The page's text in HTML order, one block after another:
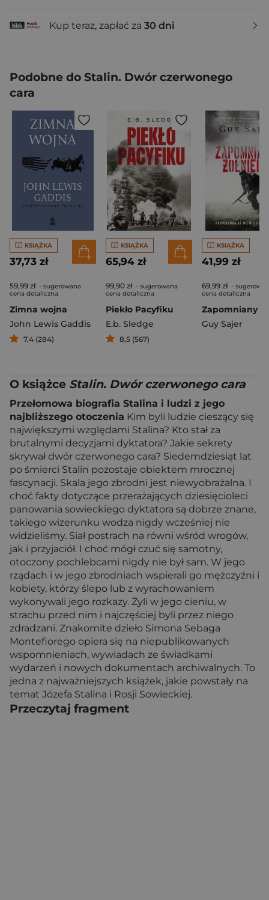
Kup teraz, zapłać za 30 dni
Podobne do Stalin. Dwór czerwonego
cara
KSIĄŻKA
37,73 zł
59,99 zł - sugerowana
cena detaliczna
Zimna wojna
John Lewis Gaddis
7,4 (284)
KSIĄŻKA
65,94 zł
99,90 zł - sugerowana
cena detaliczna
Piekło Pacyfiku
E.b. Sledge
8,5 (567)
KSIĄŻKA
41,99 zł
69,99 zł -
cena detaliczna
Guy Sajer
O książce Stalin. Dwór czerwonego cara
Przełomowa biografia Stalina i ludzi z jego
najbliższego otoczenia Kim byli ludzie cieszący się
największymi względami Stalina? Kto stał za
brutalnymi decyzjami dyktatora? Jakie sekrety
skrywał dwór czerwonego cara? Siedemdziesiąt lat
po śmierci Stalin pozostaje obiektem mrocznej
fascynacji. Skala jego zbrodni jest niewyobrażalna. I
choć fakty dotyczące przerażających dziesięcioleci
panowania sowieckiego dyktatora są dobrze znane,
takiego wizerunku wodza nigdy wcześniej nie
widzieliśmy. Siał postrach na równi wśród wrogów,
jak i przyjaciół. I choć mógł czuć się samotny,
otoczony pochlebcami nigdy nie był sam. W jego
rządach i w jego zbrodniach wspierali go mężczyźni i
kobiety, którzy ślepo lub z wyrachowaniem
wykonywali jego rozkazy. Żyli w jego cieniu, w
strachu przed nim i najczęściej byli przez niego
zdradzani. Znakomite dzieło Simona Sebaga
Montefiorego opiera się na niepublikowanych
wspomnieniach, wywiadach ze świadkami
wydarzeń i nowych dokumentach archiwalnych. To
jedna z najważniejszych książek, jakie powstały na
temat Józefa Stalina i Rosji Sowieckiej.
Przeczytaj fragment